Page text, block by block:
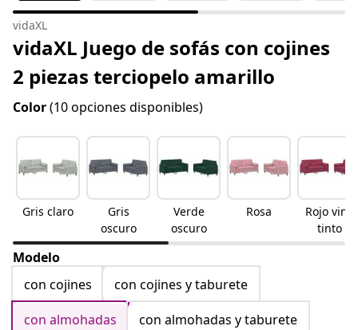
vidaXL
vidaXL Juego de sofás con cojines
2 piezas terciopelo amarillo
Color(10 opciones disponibles)
Gris claro
Gris
oscuro
Verde
oscuro
Rosa
Rojo vino
tinto
Modelo
con cojines
con cojines y taburete
con almohadas
con almohadas y taburete